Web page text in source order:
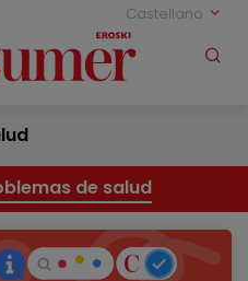
Castellano
de salud